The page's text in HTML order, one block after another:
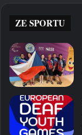
ZE SPORTU